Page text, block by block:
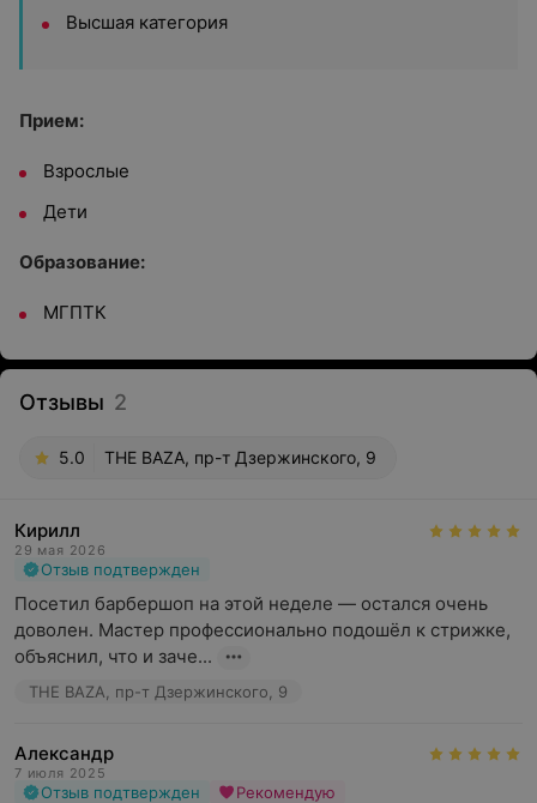
Высшая категория
Прием:
Взрослые
Дети
Образование:
МГПТК
Отзывы 2
5.0 THE BAZA, пр-т Дзержинского, 9
Кирилл
29 мая 2026
Отзыв подтвержден
Посетил барбершоп на этой неделе — остался очень
доволен. Мастер профессионально подошёл к стрижке,
объяснил, что и заче...
THE BAZA, пр-т Дзержинского, 9
Александр
7 июля 2025
Отзыв подтвержден Рекомендую